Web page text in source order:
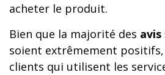
acheter le produit.
Bien que la majorité des avis
soient extrêmement
clients qui utilisent les